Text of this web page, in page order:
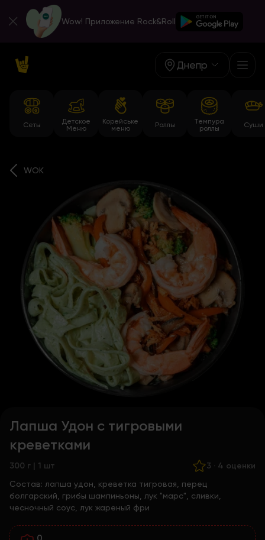
Wow! Приложение Rock&Roll
Днепр
Сеты
Детское
Меню
Корейське
меню
Роллы
Темпура
роллы
Суши
WOK
Лапша Удон с тигровыми
креветками
300 г | 1 шт 3 · 4 оценки
Состав: лапша удон, креветка тигровая, перец
болгарский, грибы шампиньоны, лук "марс", сливки,
чесночный соус, лук жареный фри